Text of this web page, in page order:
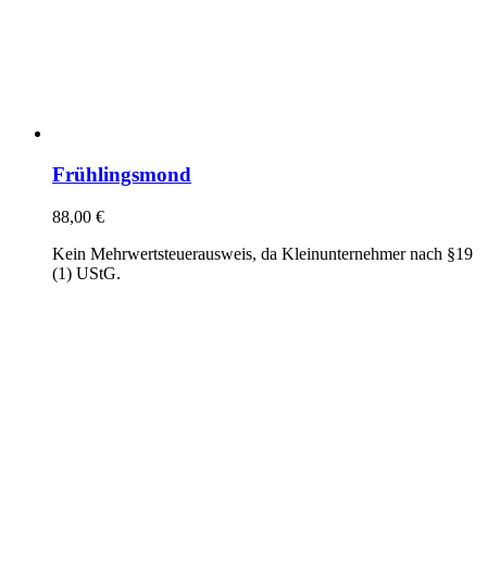
Frühlingsmond
88,00 €
Kein Mehrwertsteuerausweis, da Kleinunternehmer nach §19
(1) UStG.